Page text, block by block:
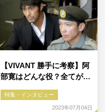
【VIVANT 勝手に考察】阿
部寛はどんな役？全てが…
特集・インタビュー
2023年07月04日